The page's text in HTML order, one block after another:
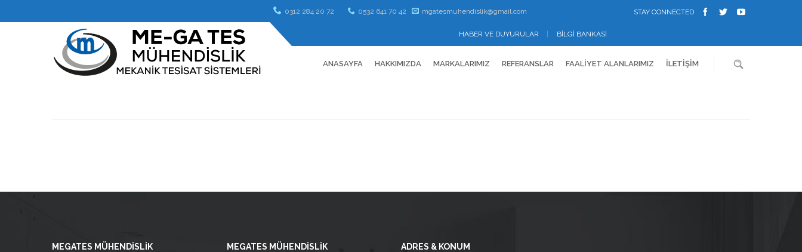
0312 284 20 72 0532 641 70 42 mgatesmuhendislik@gmail.com STAY CONNECTED
HABER VE DUYURULAR BILGI BANKASI
ANASAYFA HAKKIMIZDA MARKALARIMIZ REFERANSLAR FAALİYET ALANLARIMIZ İLETIŞIM
MEGATES MÜHENDİSLİK MEGATES MÜHENDİSLİK ADRES & KONUM